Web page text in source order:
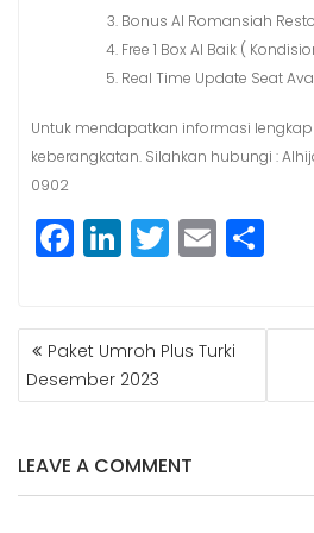
Bonus Al Romansiah
Free 1 Box Al Baik (
Real Time Update Seat
Untuk mendapatkan informasi
keberangkatan. Silahkan hubungi :
0902
F
c
e
b
o
k
Li
k
e
dI
T
itt
e
r
E
ai
l
a
e
POST
NAVIGATION
Paket Umroh Plus Turki
Desember 2023
LEAVE A COMMENT